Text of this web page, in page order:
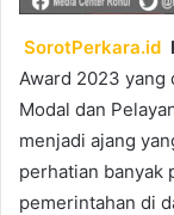
SorotPerkara.id
Award 2023 yang
Modal dan
menjadi ajang
perhatian banyak
pemerintahan di